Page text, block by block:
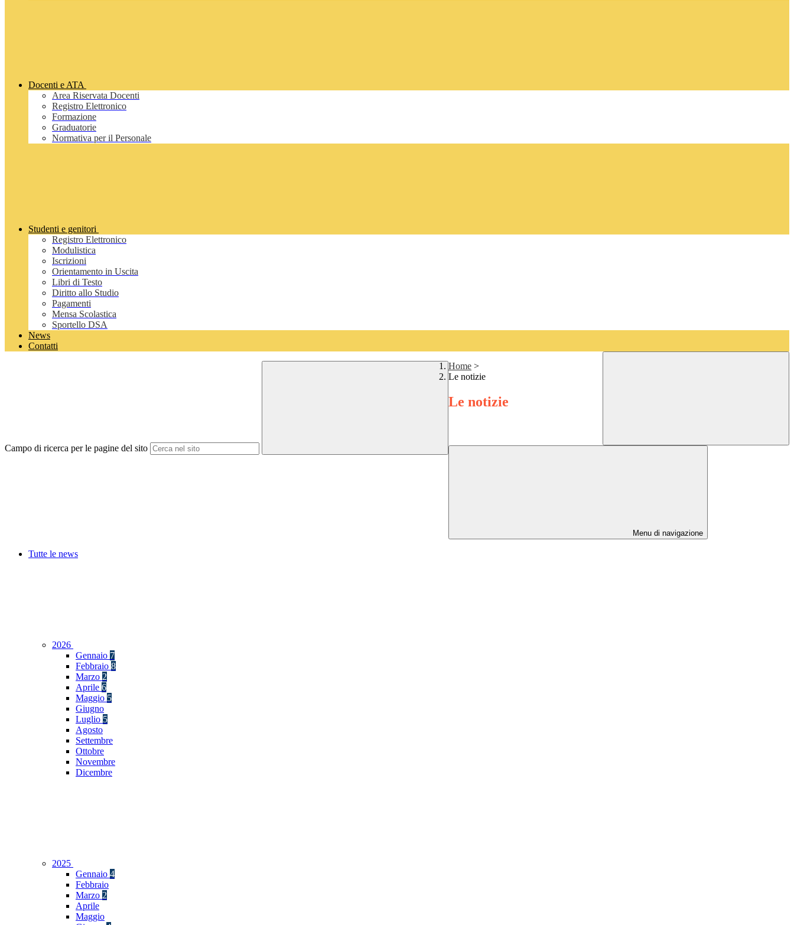
Docenti e ATA
Area Riservata Docenti
Registro Elettronico
Formazione
Graduatorie
Normativa per il Personale
Studenti e genitori
Registro Elettronico
Modulistica
Iscrizioni
Orientamento in Uscita
Libri di Testo
Diritto allo Studio
Pagamenti
Mensa Scolastica
Sportello DSA
News
Contatti
Campo di ricerca per le pagine del sito
Home >
Le notizie
Le notizie
Menu di navigazione
Tutte le news
2026
Gennaio 7
Febbraio 8
Marzo 2
Aprile 6
Maggio 5
Giugno
Luglio 5
Agosto
Settembre
Ottobre
Novembre
Dicembre
2025
Gennaio 4
Febbraio
Marzo 2
Aprile
Maggio